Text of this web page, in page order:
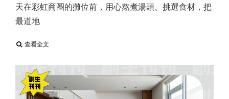
天在彩虹商圈的攤位前，用心熬煮湯頭、挑選食材，把
最道地
查看全文